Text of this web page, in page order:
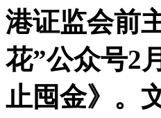
港证监会前
花”公众号2
止囤金》。